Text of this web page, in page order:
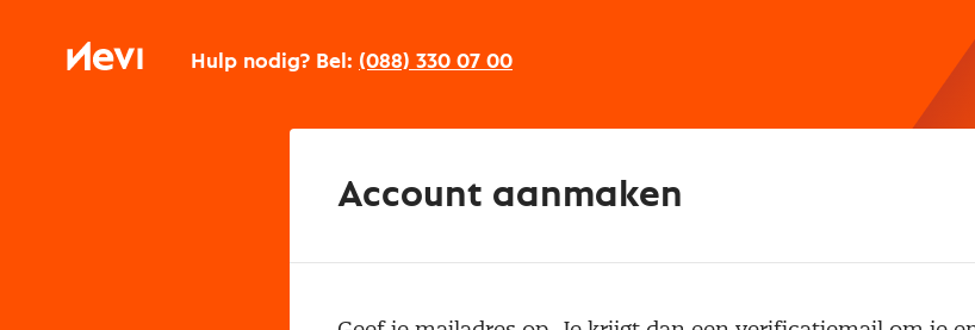
inhoudNevi Hulp nodig? Bel: (088) 330 07 00
Account aanmaken